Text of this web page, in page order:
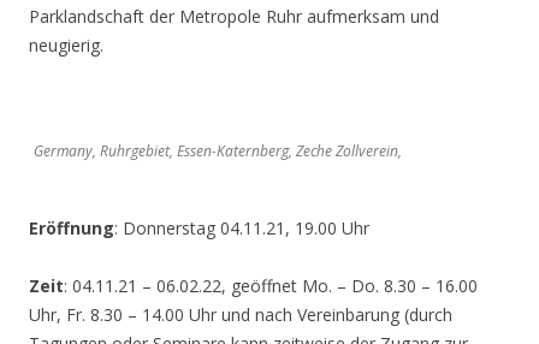
Parklandschaft der Metropole Ruhr aufmerksam und
neugierig.
Germany, Ruhrgebiet, Essen-Katernberg, Zeche Zollverein,
Eröffnung: Donnerstag 04.11.21, 19.00 Uhr
Zeit: 04.11.21 – 06.02.22, geöffnet Mo. – Do. 8.30 – 16.00
Uhr, Fr. 8.30 – 14.00 Uhr und nach Vereinbarung (durch